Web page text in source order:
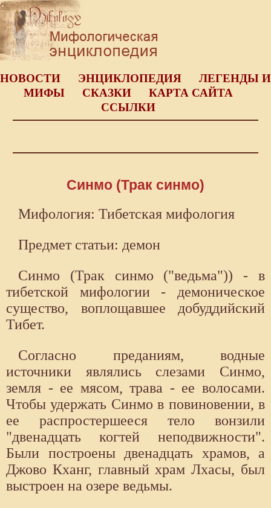
НОВОСТИ ЭНЦИКЛОПЕДИЯ
ЛЕГЕНДЫ И
МИФЫ
СКАЗКИ
КАРТА САЙТА
ССЫЛКИ
Синмо (Трак синмо)
Мифология: Тибетская мифология
Предмет статьи: демон
Синмо (Трак синмо ("ведьма")) - в
тибетской мифологии - демоническое
существо, воплощавшее добуддийский
Тибет.
Согласно преданиям, водные
источники являлись слезами Синмо,
земля - ее мясом, трава - ее волосами.
Чтобы удержать Синмо в повиновении, в
ее распростершееся тело вонзили
"двенадцать когтей неподвижности".
Были построены двенадцать храмов, а
Джово Кханг, главный храм Лхасы, был
выстроен на озере ведьмы.